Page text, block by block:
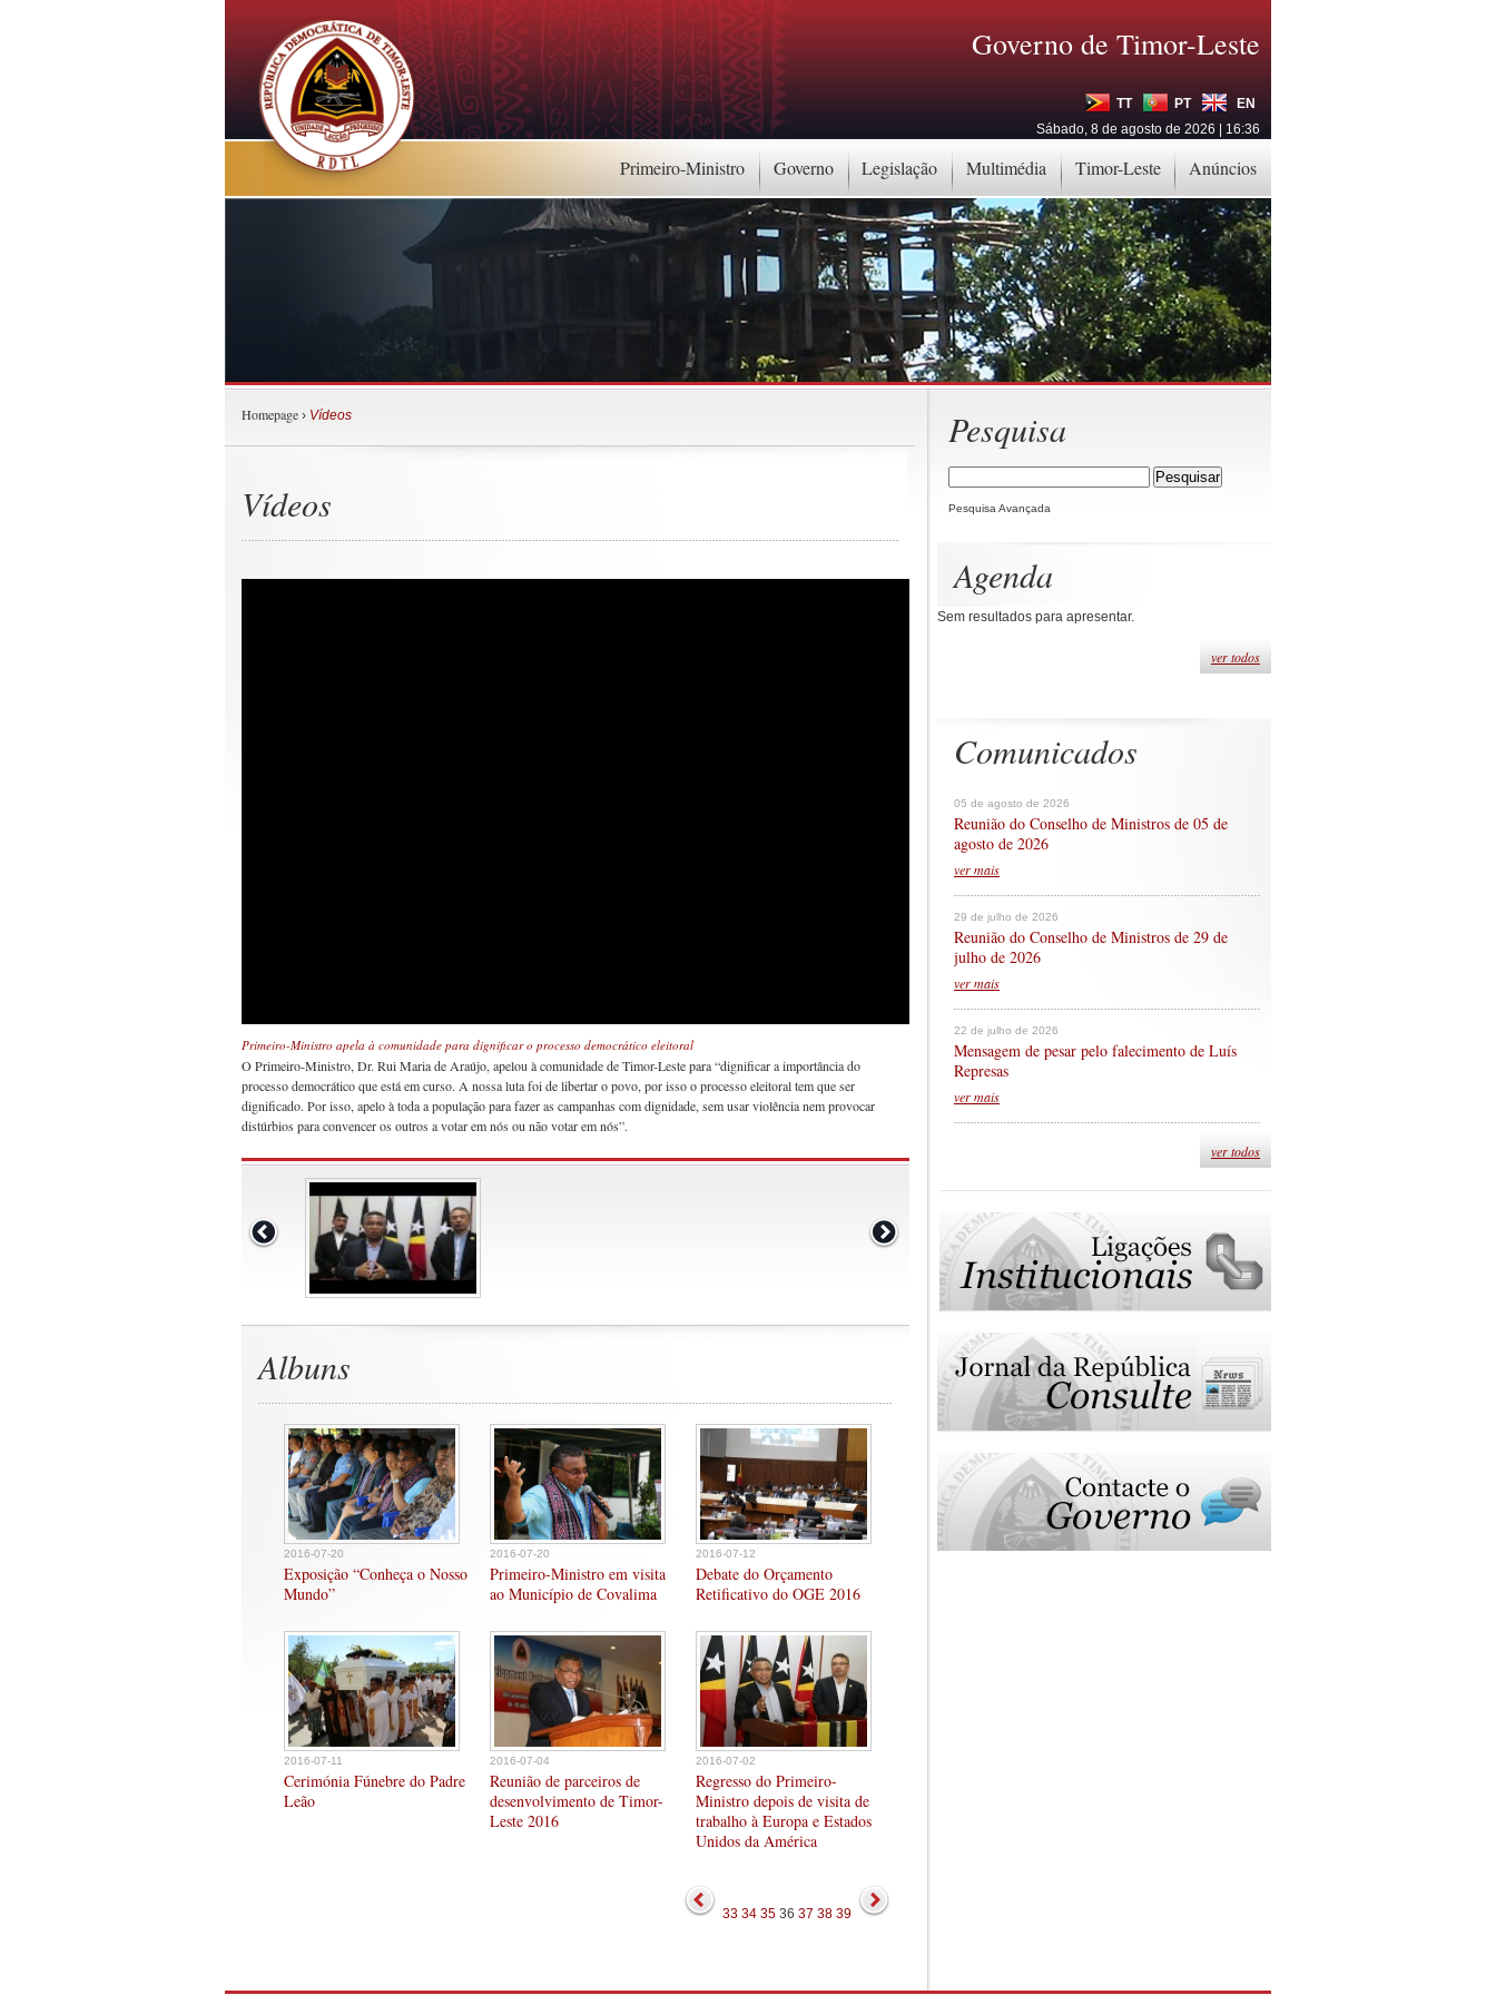
Primeiro-Ministro Governo Legislação Multimédia Timor-Leste Anúncios
Governo de Timor-Leste
TT PT
EN
Sábado, 8 de agosto de 2026 | 16:36
Pesquisa
Pesquisa Avançada
Agenda
Sem resultados para apresentar.
ver todos
Comunicados
05 de agosto de 2026
Reunião do Conselho de Ministros de 05 de
agosto de 2026
ver mais
29 de julho de 2026
Reunião do Conselho de Ministros de 29 de
julho de 2026
ver mais
22 de julho de 2026
Mensagem de pesar pelo falecimento de Luís
Represas
ver mais
ver todos
Homepage › Vídeos
Vídeos
Primeiro-Ministro apela à comunidade para dignificar o processo democrático eleitoral
O Primeiro-Ministro, Dr. Rui Maria de Araújo, apelou à comunidade de Timor-Leste para “dignificar a importância do
processo democrático que está em curso. A nossa luta foi de libertar o povo, por isso o processo eleitoral tem que ser
dignificado. Por isso, apelo à toda a população para fazer as campanhas com dignidade, sem usar violência nem provocar
distúrbios para convencer os outros a votar em nós ou não votar em nós”.
Albuns
2016-07-20
Exposição “Conheça o Nosso
Mundo”
2016-07-20
Primeiro-Ministro em visita
ao Município de Covalima
2016-07-12
Debate do Orçamento
Retificativo do OGE 2016
2016-07-11
Cerimónia Fúnebre do Padre
Leão
2016-07-04
Reunião de parceiros de
desenvolvimento de Timor-
Leste 2016
2016-07-02
Regresso do Primeiro-
Ministro depois de visita de
trabalho à Europa e Estados
Unidos da América
33 34 35 36 37 38 39